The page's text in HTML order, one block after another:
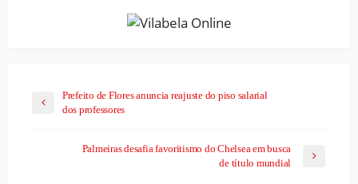
Prefeito de Flores anuncia reajuste do piso salarial
dos professores
Palmeiras desafia favoritismo do Chelsea em busca
de título mundial